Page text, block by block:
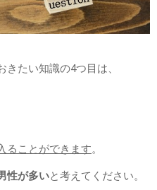
たい知識の4つ目は、
ることができます。
性が多いと考えてください。